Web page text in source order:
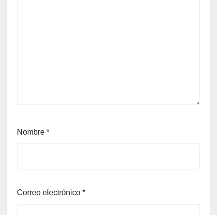
Nombre *
Correo electrónico *